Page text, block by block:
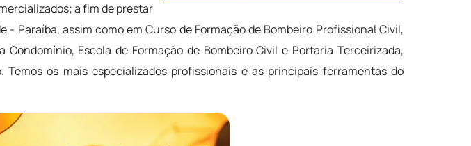
a fim de prestar
Paraíba, assim como em Curso de Formação de Bombeiro Profissional Civil,
Escola de Formação de Bombeiro Civil e Portaria Terceirizada,
os mais especializados profissionais e as principais ferramentas do